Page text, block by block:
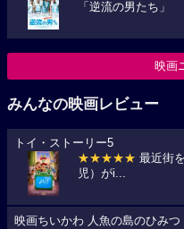
「逆流の男たち」
映画
みんなの映画レビュー
トイ・ストーリー5
★★★★★ 最近街
児）がi...
映画ちいかわ 人魚の島のひみつ